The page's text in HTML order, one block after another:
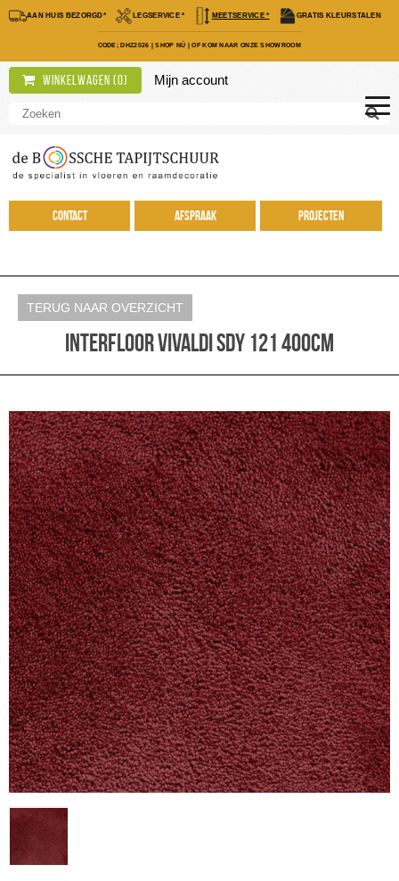
AAN HUIS BEZORGD* LEGSERVICE * MEETSERVICE * GRATIS KLEURSTALEN
CODE; DHZ2026 |SHOP NÚ |OF KOM NAAR ONZE SHOWROOM
Winkelwagen (0) Mijn account
Contact Afspraak Projecten
TERUG NAAR OVERZICHT
Interfloor Vivaldi SDY 121 400cm